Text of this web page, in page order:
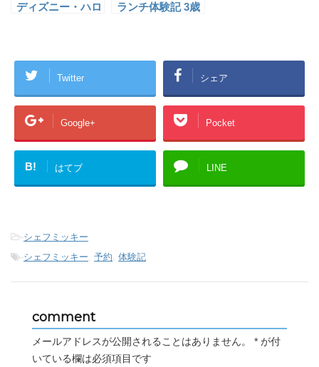
ディズニー・ハロ
ランチ体験記 3歳
Twitter シェア
Google+ Pocket
B! はてブ LINE
-シェフミッキー
-シェフミッキー, 予約, 体験記
comment
メールアドレスが公開されることはありません。 * が付
いている欄は必須項目です